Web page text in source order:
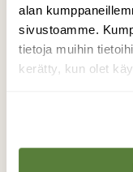
alan
sivustoamme.
tietoja muihin
kerätty, kun olet